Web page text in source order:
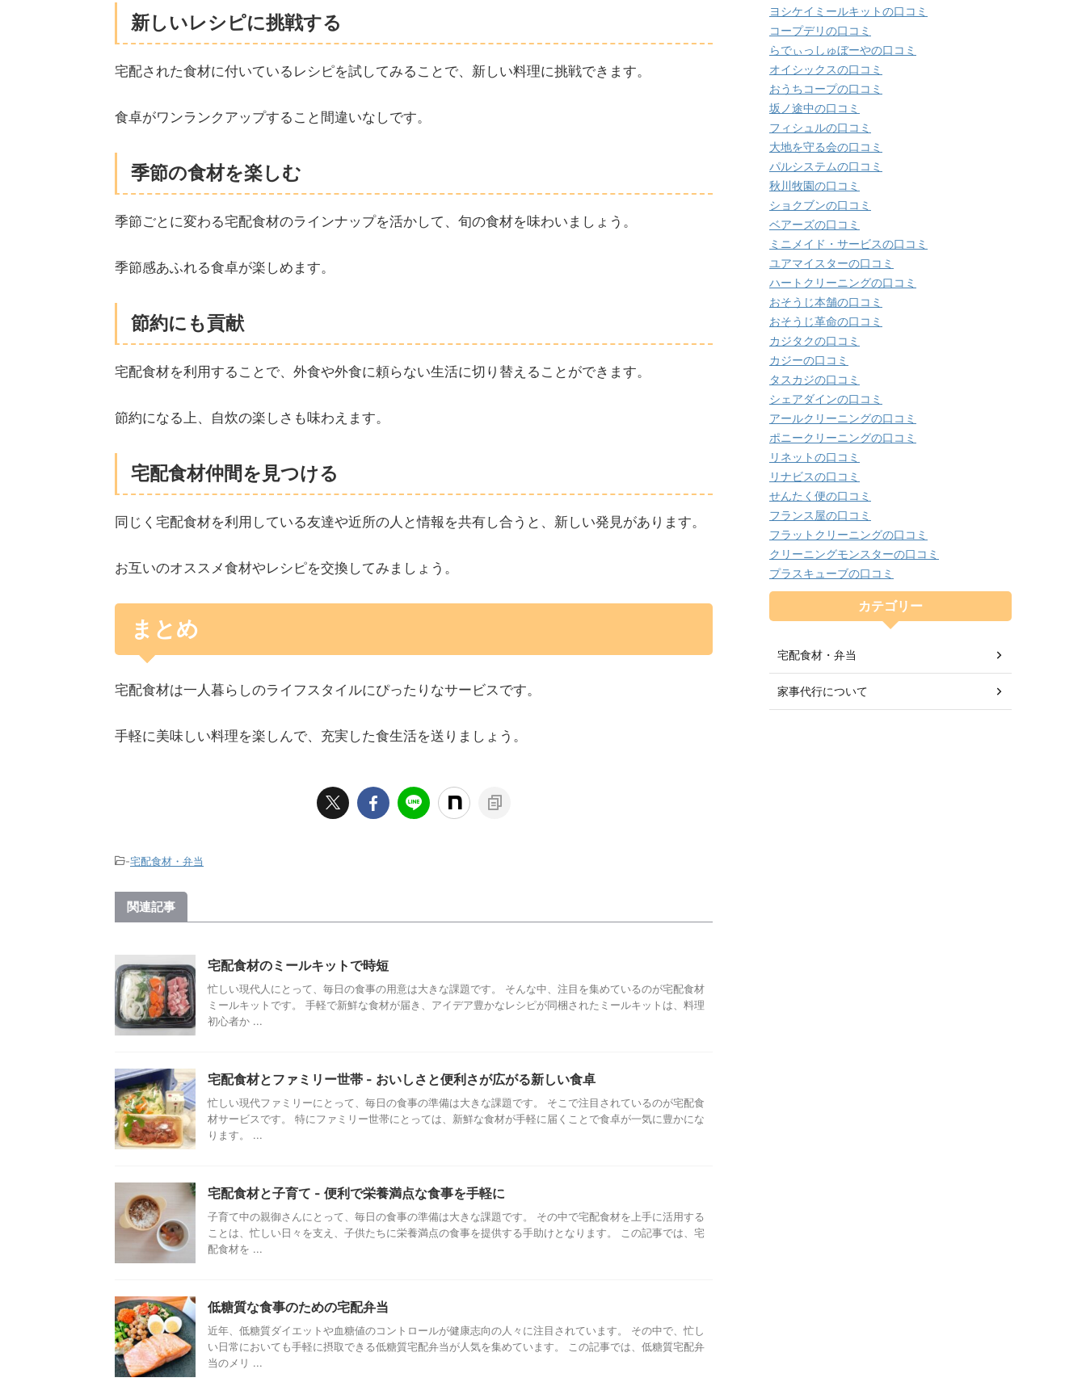
新しいレシピに挑戦する
宅配された食材に付いているレシピを試してみることで、新しい料理に挑戦できます。
食卓がワンランクアップすること間違いなしです。
季節の食材を楽しむ
季節ごとに変わる宅配食材のラインナップを活かして、旬の食材を味わいましょう。
季節感あふれる食卓が楽しめます。
節約にも貢献
宅配食材を利用することで、外食や外食に頼らない生活に切り替えることができます。
節約になる上、自炊の楽しさも味わえます。
宅配食材仲間を見つける
同じく宅配食材を利用している友達や近所の人と情報を共有し合うと、新しい発見があります。
お互いのオススメ食材やレシピを交換してみましょう。
まとめ
宅配食材は一人暮らしのライフスタイルにぴったりなサービスです。
手軽に美味しい料理を楽しんで、充実した食生活を送りましょう。
-宅配食材・弁当
関連記事
宅配食材のミールキットで時短
忙しい現代人にとって、毎日の食事の用意は大きな課題です。 そんな中、注目を集めているのが宅配食材
ミールキットです。 手軽で新鮮な食材が届き、アイデア豊かなレシピが同梱されたミールキットは、料理
初心者か ...
宅配食材とファミリー世帯 - おいしさと便利さが広がる新しい食卓
忙しい現代ファミリーにとって、毎日の食事の準備は大きな課題です。 そこで注目されているのが宅配食
材サービスです。 特にファミリー世帯にとっては、新鮮な食材が手軽に届くことで食卓が一気に豊かにな
ります。 ...
宅配食材と子育て - 便利で栄養満点な食事を手軽に
子育て中の親御さんにとって、毎日の食事の準備は大きな課題です。 その中で宅配食材を上手に活用する
ことは、忙しい日々を支え、子供たちに栄養満点の食事を提供する手助けとなります。 この記事では、宅
配食材を ...
低糖質な食事のための宅配弁当
近年、低糖質ダイエットや血糖値のコントロールが健康志向の人々に注目されています。 その中で、忙し
い日常においても手軽に摂取できる低糖質宅配弁当が人気を集めています。 この記事では、低糖質宅配弁
当のメリ ...
ヨシケイミールキットの口コミ
コープデリの口コミ
らでぃっしゅぼーやの口コミ
オイシックスの口コミ
おうちコープの口コミ
坂ノ途中の口コミ
フィシュルの口コミ
大地を守る会の口コミ
パルシステムの口コミ
秋川牧園の口コミ
ショクブンの口コミ
ベアーズの口コミ
ミニメイド・サービスの口コミ
ユアマイスターの口コミ
ハートクリーニングの口コミ
おそうじ本舗の口コミ
おそうじ革命の口コミ
カジタクの口コミ
カジーの口コミ
タスカジの口コミ
シェアダインの口コミ
アールクリーニングの口コミ
ポニークリーニングの口コミ
リネットの口コミ
リナビスの口コミ
せんたく便の口コミ
フランス屋の口コミ
フラットクリーニングの口コミ
クリーニングモンスターの口コミ
プラスキューブの口コミ
カテゴリー
宅配食材・弁当
家事代行について